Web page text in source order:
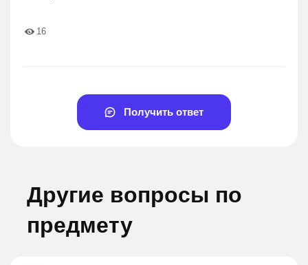
16
Получить ответ
Другие вопросы по
предмету